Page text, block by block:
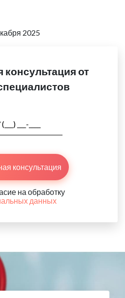
2025
консультация от
консультация
на обработку
данных